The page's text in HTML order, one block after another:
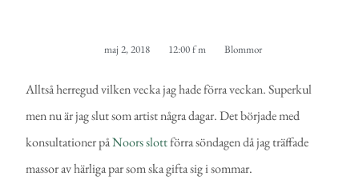
maj 2, 2018 12:00 f m Blommor
Alltså herregud vilken vecka jag hade förra veckan. Superkul
men nu är jag slut som artist några dagar. Det började med
konsultationer påNoors slottförra söndagen då jag träffade
massor av härliga par som ska gifta sig i sommar.